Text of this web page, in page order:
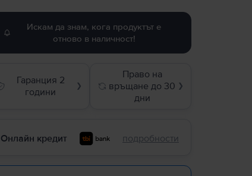
Искам да знам, кога продуктът е
отново в наличност!
Гаранция 2
години
❯
Право на
връщане до 30
дни
❯
Онлайн кредит подробности